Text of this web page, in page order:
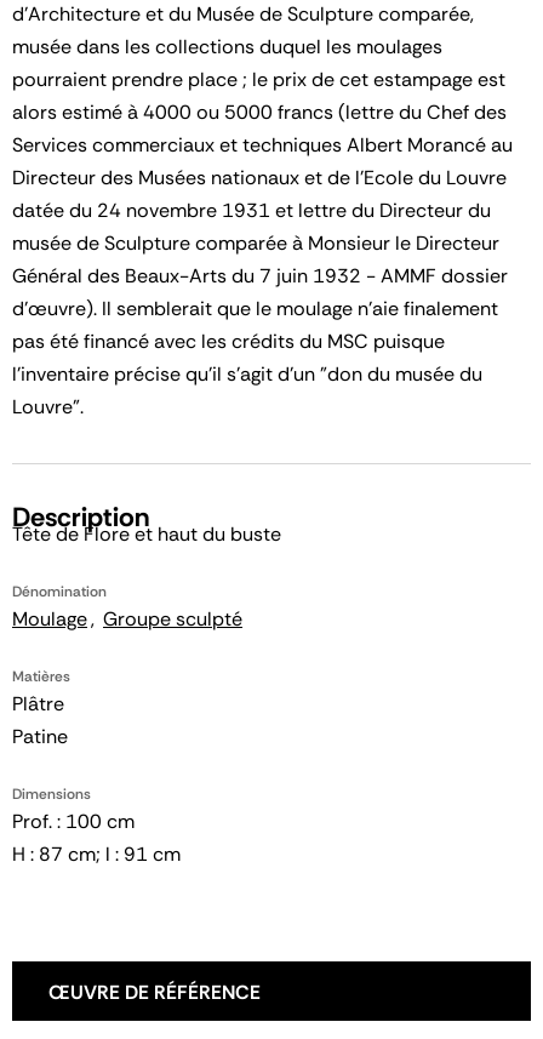
d'Architecture et du Musée de Sculpture comparée,
musée dans les collections duquel les moulages
pourraient prendre place ; le prix de cet estampage est
alors estimé à 4000 ou 5000 francs (lettre du Chef des
Services commerciaux et techniques Albert Morancé au
Directeur des Musées nationaux et de l'Ecole du Louvre
datée du 24 novembre 1931 et lettre du Directeur du
musée de Sculpture comparée à Monsieur le Directeur
Général des Beaux-Arts du 7 juin 1932 - AMMF dossier
d'œuvre). Il semblerait que le moulage n'aie finalement
pas été financé avec les crédits du MSC puisque
l'inventaire précise qu'il s'agit d'un "don du musée du
Louvre".
Description
Tête de Flore et haut du buste
Dénomination
Moulage Groupe sculpté
Matières
Plâtre
Patine
Dimensions
Prof. : 100 cm
H : 87 cm; l : 91 cm
ŒUVRE DE RÉFÉRENCE